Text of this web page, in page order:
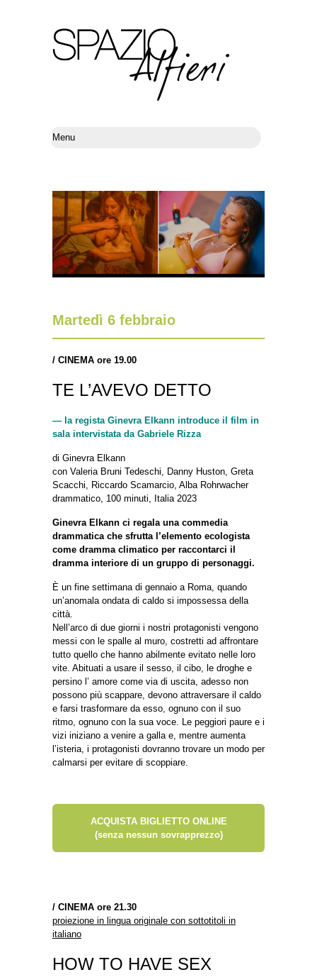
Martedì 6 febbraio
/ CINEMA ore 19.00
TE L’AVEVO DETTO
— la regista Ginevra Elkann introduce il film in
sala intervistata da Gabriele Rizza
di Ginevra Elkann
con Valeria Bruni Tedeschi, Danny Huston, Greta
Scacchi, Riccardo Scamarcio, Alba Rohrwacher
drammatico, 100 minuti, Italia 2023
Ginevra Elkann ci regala una commedia
drammatica che sfrutta l’elemento ecologista
come dramma climatico per raccontarci il
dramma interiore di un gruppo di personaggi.
È un fine settimana di gennaio a Roma, quando
un’anomala ondata di caldo si impossessa della
città.
Nell’arco di due giorni i nostri protagonisti vengono
messi con le spalle al muro, costretti ad affrontare
tutto quello che hanno abilmente evitato nelle loro
vite. Abituati a usare il sesso, il cibo, le droghe e
persino l’ amore come via di uscita, adesso non
possono più scappare, devono attraversare il caldo
e farsi trasformare da esso, ognuno con il suo
ritmo, ognuno con la sua voce. Le peggiori paure e i
vizi iniziano a venire a galla e, mentre aumenta
l’isteria, i protagonisti dovranno trovare un modo per
calmarsi per evitare di scoppiare.
ACQUISTA BIGLIETTO ONLINE
(senza nessun sovrapprezzo)
/ CINEMA ore 21.30
proiezione in lingua originale con sottotitoli in
italiano
HOW TO HAVE SEX